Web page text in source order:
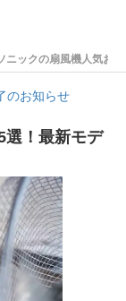
ニックの扇風機人気お
のお知らせ
選！最新モデ